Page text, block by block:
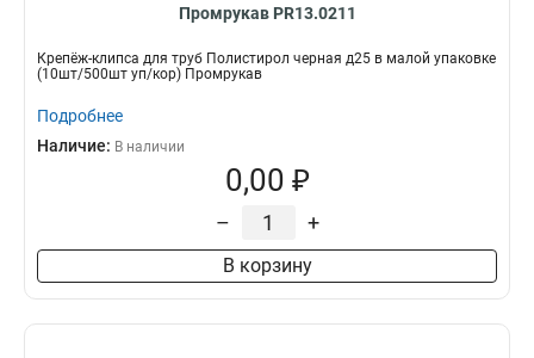
Промрукав PR13.0211
Крепёж-клипса для труб Полистирол черная д25 в малой упаковке
(10шт/500шт уп/кор) Промрукав
Подробнее
Наличие: В наличии
0,00 ₽
– +
В корзину